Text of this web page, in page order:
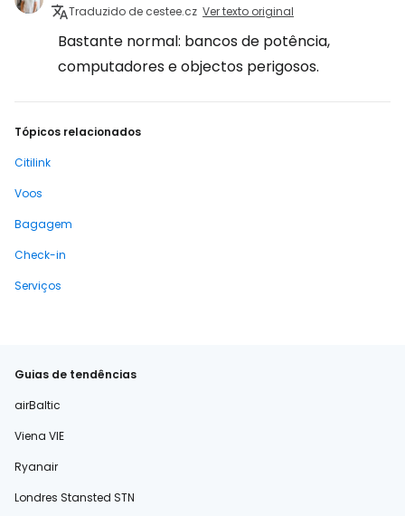
Traduzido de cestee.cz Ver texto original
Bastante normal: bancos de potência,
computadores e objectos perigosos.
Tópicos relacionados
Citilink
Voos
Bagagem
Check-in
Serviços
Guias de tendências
airBaltic
Viena VIE
Ryanair
Londres Stansted STN